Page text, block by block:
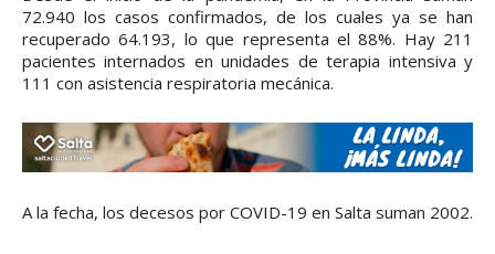
72.940 los casos confirmados, de los cuales ya se han
recuperado 64.193, lo que representa el 88%. Hay 211
pacientes internados en unidades de terapia intensiva y
111 con asistencia respiratoria mecánica.
A la fecha, los decesos por COVID-19 en Salta suman 2002.